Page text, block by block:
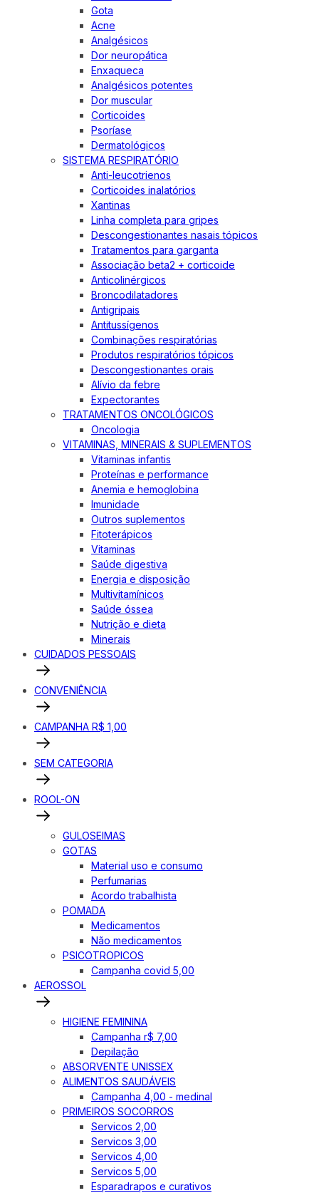
Gota
Acne
Analgésicos
Dor neuropática
Enxaqueca
Analgésicos potentes
Dor muscular
Corticoides
Psoríase
Dermatológicos
SISTEMA RESPIRATÓRIO
Anti-leucotrienos
Corticoides inalatórios
Xantinas
Linha completa para gripes
Descongestionantes nasais tópicos
Tratamentos para garganta
Associação beta2 + corticoide
Anticolinérgicos
Broncodilatadores
Antigripais
Antitussígenos
Combinações respiratórias
Produtos respiratórios tópicos
Descongestionantes orais
Alívio da febre
Expectorantes
TRATAMENTOS ONCOLÓGICOS
Oncologia
VITAMINAS, MINERAIS & SUPLEMENTOS
Vitaminas infantis
Proteínas e performance
Anemia e hemoglobina
Imunidade
Outros suplementos
Fitoterápicos
Vitaminas
Saúde digestiva
Energia e disposição
Multivitamínicos
Saúde óssea
Nutrição e dieta
Minerais
CUIDADOS PESSOAIS
CONVENIÊNCIA
CAMPANHA R$ 1,00
SEM CATEGORIA
ROOL-ON
GULOSEIMAS
GOTAS
Material uso e consumo
Perfumarias
Acordo trabalhista
POMADA
Medicamentos
Não medicamentos
PSICOTROPICOS
Campanha covid 5,00
AEROSSOL
HIGIENE FEMININA
Campanha r$ 7,00
Depilação
ABSORVENTE UNISSEX
ALIMENTOS SAUDÁVEIS
Campanha 4,00 - medinal
PRIMEIROS SOCORROS
Servicos 2,00
Servicos 3,00
Servicos 4,00
Servicos 5,00
Esparadrapos e curativos